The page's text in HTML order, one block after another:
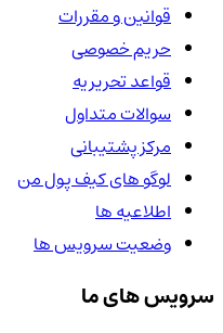
قوانین و مقررات
حریم خصوصی
قواعد تحریریه
سوالات متداول
مرکز پشتیبانی
لوگو های کیف پول من
اطلاعیه ها
وضعیت سرویس ها
سرویس های ما